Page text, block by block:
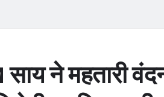
ने महतारी